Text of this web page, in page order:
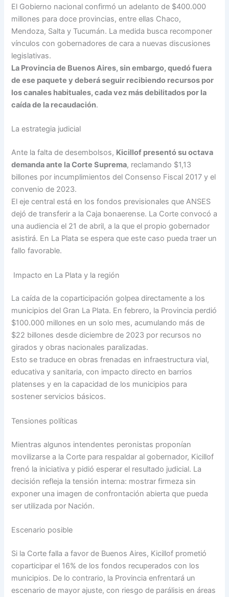
El Gobierno nacional confirmó un adelanto de $400.000
millones para doce provincias, entre ellas Chaco,
Mendoza, Salta y Tucumán. La medida busca recomponer
vínculos con gobernadores de cara a nuevas discusiones
legislativas.
La Provincia de Buenos Aires, sin embargo, quedó fuera
de ese paquete y deberá seguir recibiendo recursos por
los canales habituales, cada vez más debilitados por la
caída de la recaudación.
La estrategia judicial
Ante la falta de desembolsos, Kicillof presentó su octava
demanda ante la Corte Suprema, reclamando $1,13
billones por incumplimientos del Consenso Fiscal 2017 y el
convenio de 2023.
El eje central está en los fondos previsionales que ANSES
dejó de transferir a la Caja bonaerense. La Corte convocó a
una audiencia el 21 de abril, a la que el propio gobernador
asistirá. En La Plata se espera que este caso pueda traer un
fallo favorable.
Impacto en La Plata y la región
La caída de la coparticipación golpea directamente a los
municipios del Gran La Plata. En febrero, la Provincia perdió
$100.000 millones en un solo mes, acumulando más de
$22 billones desde diciembre de 2023 por recursos no
girados y obras nacionales paralizadas.
Esto se traduce en obras frenadas en infraestructura vial,
educativa y sanitaria, con impacto directo en barrios
platenses y en la capacidad de los municipios para
sostener servicios básicos.
Tensiones políticas
Mientras algunos intendentes peronistas proponían
movilizarse a la Corte para respaldar al gobernador, Kicillof
frenó la iniciativa y pidió esperar el resultado judicial. La
decisión refleja la tensión interna: mostrar firmeza sin
exponer una imagen de confrontación abierta que pueda
ser utilizada por Nación.
Escenario posible
Si la Corte falla a favor de Buenos Aires, Kicillof prometió
coparticipar el 16% de los fondos recuperados con los
municipios. De lo contrario, la Provincia enfrentará un
escenario de mayor ajuste, con riesgo de parálisis en áreas